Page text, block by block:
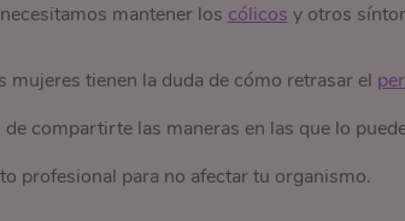
mantener los cólicos y otros
mujeres tienen la duda de cómo retrasar el
de compartirte las maneras en las que lo
profesional para no afectar tu organismo.